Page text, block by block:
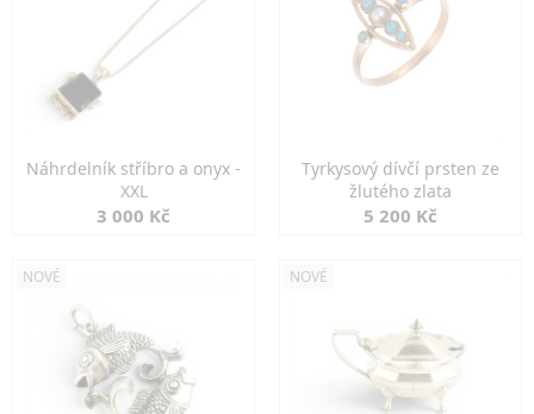
Náhrdelník stříbro a onyx -
XXL
3 000 Kč
Tyrkysový dívčí prsten ze
žlutého zlata
5 200 Kč
NOVÉ NOVÉ